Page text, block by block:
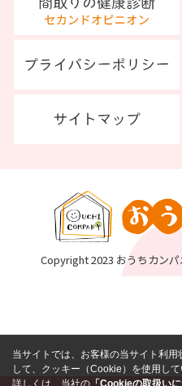
Copyright 2023 おうちカン
当サイトでは、お客様の当サイト利
して、クッキー（Cookie）を使用して
詳しくは、当社の 「Cookieの取扱いに